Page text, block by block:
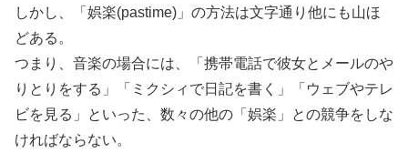
しかし、「娯楽(pastime)」の方法は文字通り他にも山ほ
どある。
つまり、音楽の場合には、「携帯電話で彼女とメールのや
りとりをする」「ミクシィで日記を書く」「ウェブやテレ
ビを見る」といった、数々の他の「娯楽」との競争をしな
ければならない。